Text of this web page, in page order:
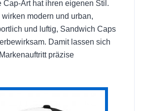
Cap-Art hat ihren eigenen Stil.
modern und urban,
und luftig, Sandwich Caps
Damit lassen sich
präzise